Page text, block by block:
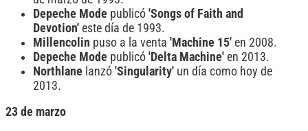
Depeche Mode publicó 'Songs of Faith and
Devotion' este día de 1993.
Millencolin puso a la venta 'Machine 15' en 2008.
Depeche Mode publicó 'Delta Machine' en 2013.
Northlane lanzó 'Singularity' un día como hoy de
2013.
23 de marzo